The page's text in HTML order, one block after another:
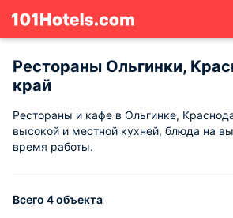
Рестораны Ольгинки,
край
Рестораны и кафе в Ольгинке,
высокой и местной кухней, блюда на
время работы.
Всего 4 объекта